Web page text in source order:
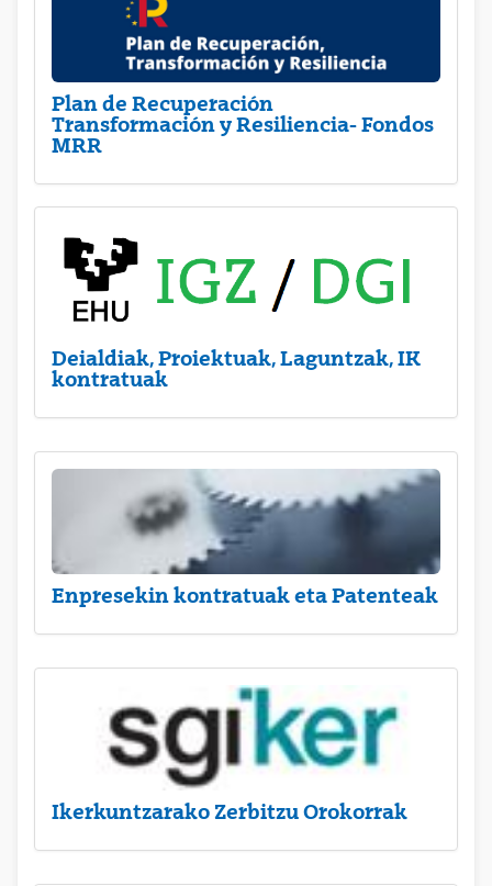
Plan de Recuperación
Transformación y Resiliencia- Fondos
MRR
Deialdiak, Proiektuak, Laguntzak, IK
kontratuak
Enpresekin kontratuak eta Patenteak
Ikerkuntzarako Zerbitzu Orokorrak